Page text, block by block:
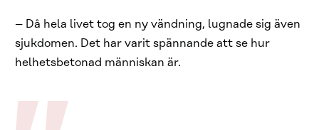
– Då hela livet tog en ny vändning, lugnade sig även
sjukdomen. Det har varit spännande att se hur
helhetsbetonad människan är.